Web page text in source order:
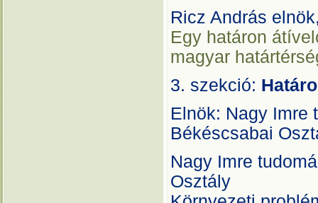
Ricz András
Egy határon
magyar
3. szekció:
Elnök: Nagy Imre
Békéscsabai
Nagy Imre
Osztály